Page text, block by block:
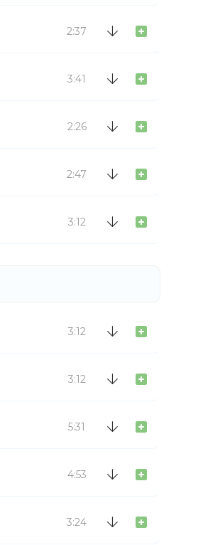
2:37
3:41
2:26
2:47
3:12
3:12
3:12
5:31
4:53
3:24